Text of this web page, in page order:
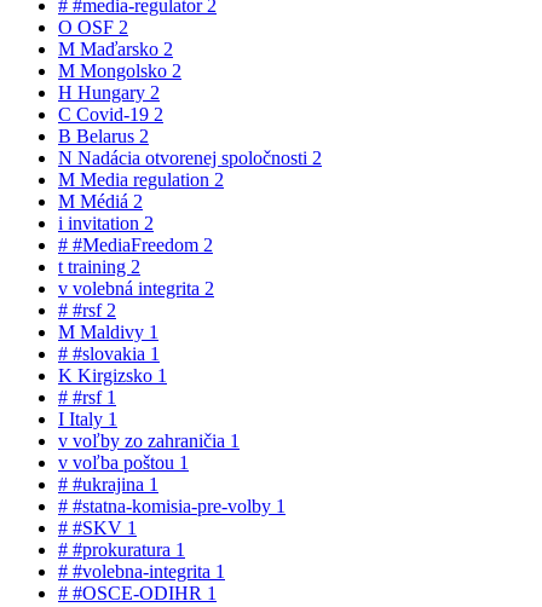
# #media-regulator 2
O OSF 2
M Maďarsko 2
M Mongolsko 2
H Hungary 2
C Covid-19 2
B Belarus 2
N Nadácia otvorenej spoločnosti 2
M Media regulation 2
M Médiá 2
i invitation 2
# #MediaFreedom 2
t training 2
v volebná integrita 2
# #rsf 2
M Maldivy 1
# #slovakia 1
K Kirgizsko 1
# #rsf 1
I Italy 1
v voľby zo zahraničia 1
v voľba poštou 1
# #ukrajina 1
# #statna-komisia-pre-volby 1
# #SKV 1
# #prokuratura 1
# #volebna-integrita 1
# #OSCE-ODIHR 1